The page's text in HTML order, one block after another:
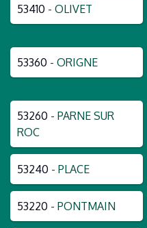
53410 - OLIVET
53360 - ORIGNE
53260 - PARNE SUR
ROC
53240 - PLACE
53220 - PONTMAIN